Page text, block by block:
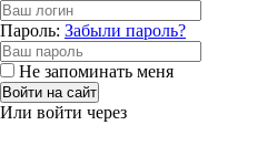
Пароль: Забыли пароль?
Не запоминать меня
Войти на сайт
Или войти через